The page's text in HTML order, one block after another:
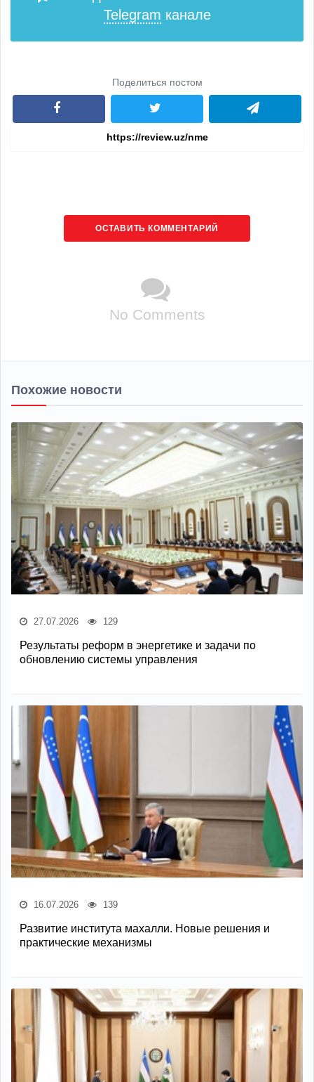
Telegram канале
Поделиться постом
ОСТАВИТЬ КОММЕНТАРИЙ
No Comments
Похожие новости
27.07.2026 129
Результаты реформ в энергетике и задачи по
обновлению системы управления
16.07.2026 139
Развитие института махалли. Новые решения и
практические механизмы